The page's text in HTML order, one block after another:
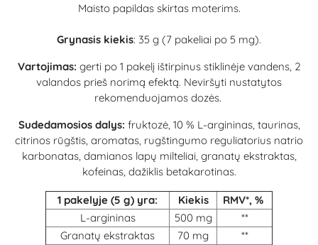
Maisto papildas skirtas moterims.
Grynasis kiekis: 35 g (7 pakeliai po 5 mg).
Vartojimas: gerti po 1 pakelį ištirpinus stiklinėje vandens, 2
valandos prieš norimą efektą. Neviršyti nustatytos
rekomenduojamos dozės.
Sudedamosios dalys: fruktozė, 10 % L-argininas, taurinas,
citrinos rūgštis, aromatas, rugštingumo reguliatorius natrio
karbonatas, damianos lapų milteliai, granatų ekstraktas,
kofeinas, dažiklis betakarotinas.
1 pakelyje (5 g) yra: Kiekis
RMV*, %
L-argininas
500 mg
**
Granatų ekstraktas
70 mg
**